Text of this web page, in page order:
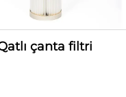
çanta filtri